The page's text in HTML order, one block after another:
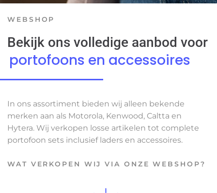
WEBSHOP
Bekijk ons volledige aanbod voor
portofoons en accessoires
In ons assortiment bieden wij alleen bekende
merken aan als Motorola, Kenwood, Caltta en
Hytera. Wij verkopen losse artikelen tot complete
portofoon sets inclusief laders en accessoires.
WAT VERKOPEN WIJ VIA ONZE WEBSHOP?